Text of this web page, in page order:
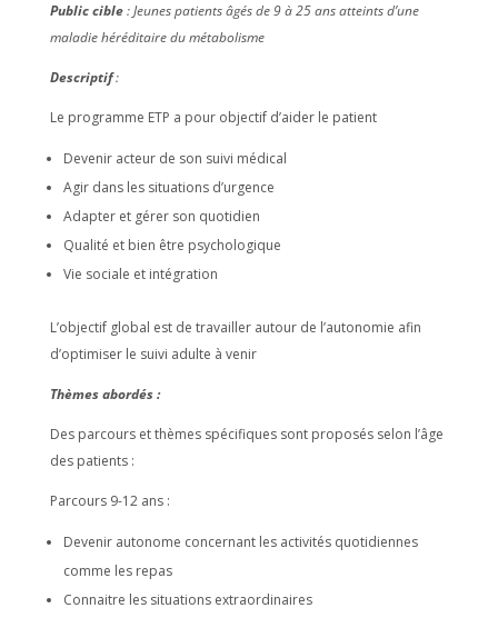
Public cible: Jeunes patients âgés de 9 à 25 ans atteints d’une
maladie héréditaire du métabolisme
Descriptif:
Le programme ETP a pour objectif d’aider le patient
Devenir acteur de son suivi médical
Agir dans les situations d’urgence
Adapter et gérer son quotidien
Qualité et bien être psychologique
Vie sociale et intégration
L’objectif global est de travailler autour de l’autonomie afin
d’optimiser le suivi adulte à venir
Thèmes abordés :
Des parcours et thèmes spécifiques sont proposés selon l’âge
des patients :
Parcours 9-12 ans :
Devenir autonome concernant les activités quotidiennes
comme les repas
Connaitre les situations extraordinaires